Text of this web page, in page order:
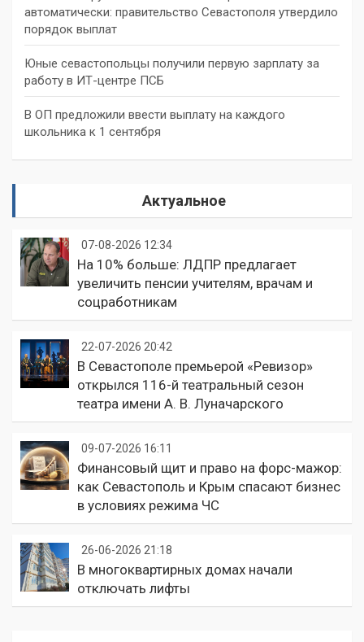
автоматически: правительство Севастополя утвердило
порядок выплат
Юные севастопольцы получили первую зарплату за
работу в ИТ-центре ПСБ
В ОП предложили ввести выплату на каждого
школьника к 1 сентября
Актуальное
07-08-2026 12:34
На 10% больше: ЛДПР предлагает
увеличить пенсии учителям, врачам и
соцработникам
22-07-2026 20:42
В Севастополе премьерой «Ревизор»
открылся 116-й театральный сезон
театра имени А. В. Луначарского
09-07-2026 16:11
Финансовый щит и право на форс-мажор:
как Севастополь и Крым спасают бизнес
в условиях режима ЧС
26-06-2026 21:18
В многоквартирных домах начали
отключать лифты